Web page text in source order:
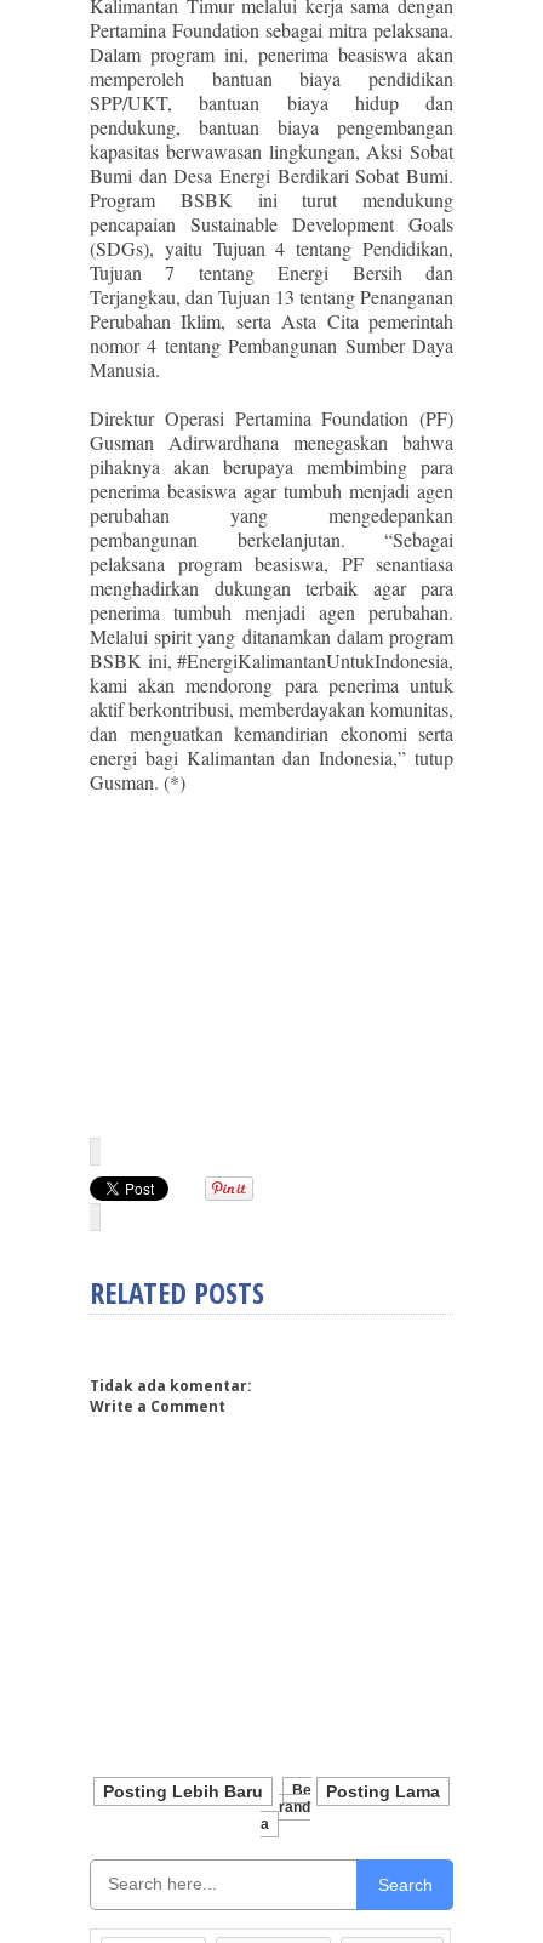
Kalimantan Timur melalui kerja sama dengan
Pertamina Foundation sebagai mitra pelaksana.
Dalam program ini, penerima beasiswa akan
memperoleh bantuan biaya pendidikan
SPP/UKT, bantuan biaya hidup dan
pendukung, bantuan biaya pengembangan
kapasitas berwawasan lingkungan, Aksi Sobat
Bumi dan Desa Energi Berdikari Sobat Bumi.
Program BSBK ini turut mendukung
pencapaian Sustainable Development Goals
(SDGs), yaitu Tujuan 4 tentang Pendidikan,
Tujuan 7 tentang Energi Bersih dan
Terjangkau, dan Tujuan 13 tentang Penanganan
Perubahan Iklim, serta Asta Cita pemerintah
nomor 4 tentang Pembangunan Sumber Daya
Manusia.
Direktur Operasi Pertamina Foundation (PF)
Gusman Adirwardhana menegaskan bahwa
pihaknya akan berupaya membimbing para
penerima beasiswa agar tumbuh menjadi agen
perubahan yang mengedepankan
pembangunan berkelanjutan. “Sebagai
pelaksana program beasiswa, PF senantiasa
menghadirkan dukungan terbaik agar para
penerima tumbuh menjadi agen perubahan.
Melalui spirit yang ditanamkan dalam program
BSBK ini, #EnergiKalimantanUntukIndonesia,
kami akan mendorong para penerima untuk
aktif berkontribusi, memberdayakan komunitas,
dan menguatkan kemandirian ekonomi serta
energi bagi Kalimantan dan Indonesia,” tutup
Gusman. (*)
RELATED POSTS
Tidak ada komentar:
Write a Comment
Posting Lebih Baru Posting Lama
Be
Rand
A
Search